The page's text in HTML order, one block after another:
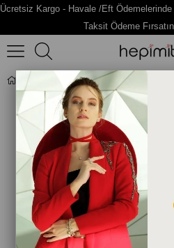
Ücretsiz Kargo - Havale /Eft
Taksit Ödeme
Kalp Figürlü Altın Kolye